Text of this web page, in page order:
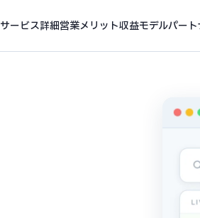
サービス詳細営業メリット収益モデルパー